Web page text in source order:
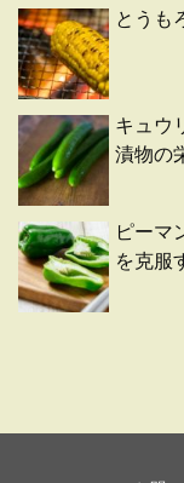
とうも
キュウ
漬物の
ピーマ
を克服